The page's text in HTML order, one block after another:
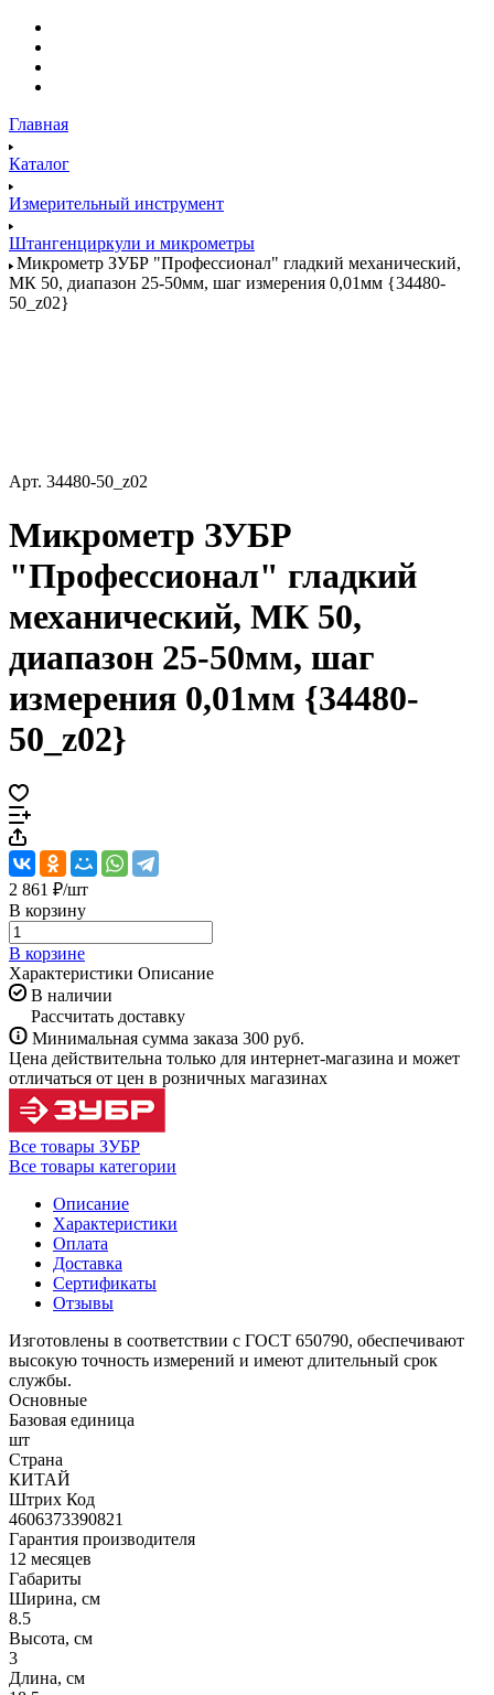
Главная
Каталог
Измерительный инструмент
Штангенциркули и микрометры
Микрометр ЗУБР "Профессионал" гладкий механический,
МК 50, диапазон 25-50мм, шаг измерения 0,01мм {34480-
50_z02}
Арт. 34480-50_z02
Микрометр ЗУБР
"Профессионал" гладкий
механический, МК 50,
диапазон 25-50мм, шаг
измерения 0,01мм {34480-
50_z02}
2 861 ₽/шт
В корзину
В корзине
Характеристики Описание
В наличии
Рассчитать доставку
Минимальная сумма заказа 300 руб.
Цена действительна только для интернет-магазина и может
отличаться от цен в розничных магазинах
Все товары ЗУБР
Все товары категории
Описание
Характеристики
Оплата
Доставка
Сертификаты
Отзывы
Изготовлены в соответствии с ГОСТ 650790, обеспечивают
высокую точность измерений и имеют длительный срок
службы.
Основные
Базовая единица
шт
Страна
КИТАЙ
Штрих Код
4606373390821
Гарантия производителя
12 месяцев
Габариты
Ширина, см
8.5
Высота, см
3
Длина, см